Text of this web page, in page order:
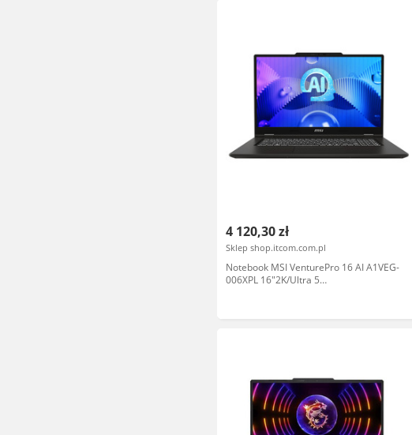
4 120,30 zł
Sklep shop.itcom.com.pl
Notebook MSI VenturePro 16 AI A1VEG-
006XPL 16"2K/Ultra 5